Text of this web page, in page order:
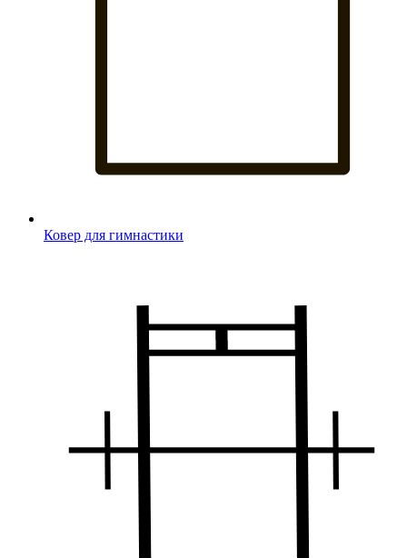
Ковер для гимнастики